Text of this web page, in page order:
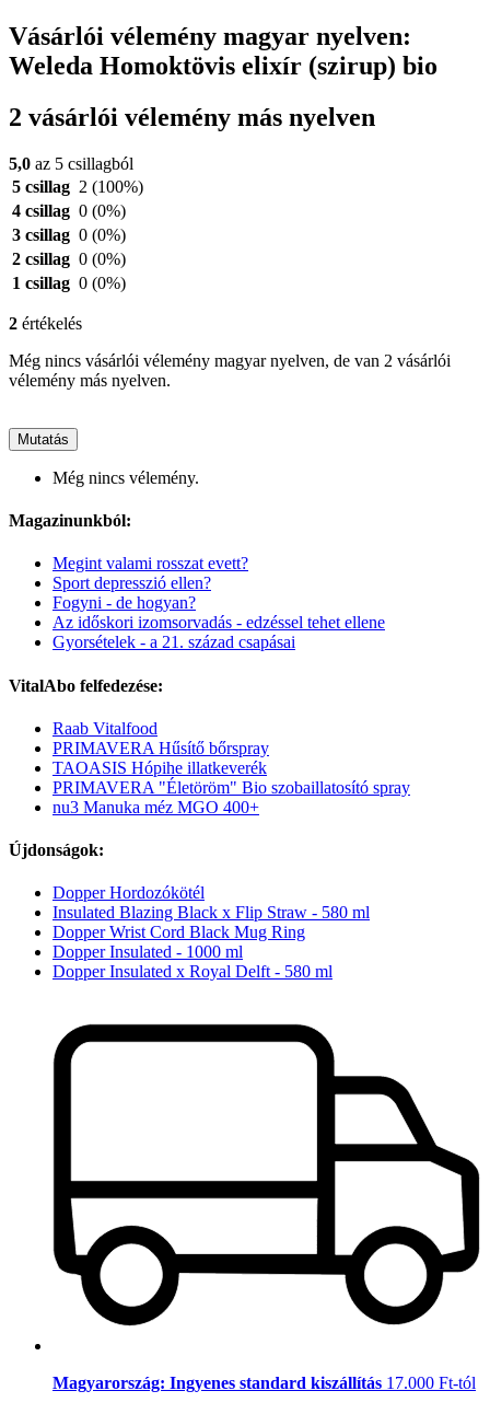
Vásárlói vélemény magyar nyelven:
Weleda Homoktövis elixír (szirup) bio
2 vásárlói vélemény más nyelven
5,0 az 5 csillagból
5 csillag 2 (100%)
4 csillag 0 (0%)
3 csillag 0 (0%)
2 csillag 0 (0%)
1 csillag 0 (0%)
2 értékelés
Még nincs vásárlói vélemény magyar nyelven, de van 2 vásárlói
vélemény más nyelven.
Mutatás
Még nincs vélemény.
Magazinunkból:
Megint valami rosszat evett?
Sport depresszió ellen?
Fogyni - de hogyan?
Az időskori izomsorvadás - edzéssel tehet ellene
Gyorsételek - a 21. század csapásai
VitalAbo felfedezése:
Raab Vitalfood
PRIMAVERA Hűsítő bőrspray
TAOASIS Hópihe illatkeverék
PRIMAVERA "Életöröm" Bio szobaillatosító spray
nu3 Manuka méz MGO 400+
Újdonságok:
Dopper Hordozókötél
Insulated Blazing Black x Flip Straw - 580 ml
Dopper Wrist Cord Black Mug Ring
Dopper Insulated - 1000 ml
Dopper Insulated x Royal Delft - 580 ml
Magyarország: Ingyenes standard kiszállítás 17.000 Ft-tól